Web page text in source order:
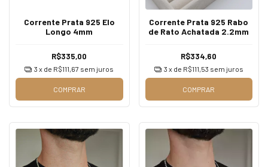
Corrente Prata 925 Elo
Longo 4mm
R$335,00
3 x de R$111,67 sem juros
COMPRAR
Corrente Prata 925 Rabo
de Rato Achatada 2.2mm
R$334,60
3 x de R$111,53 sem juros
COMPRAR